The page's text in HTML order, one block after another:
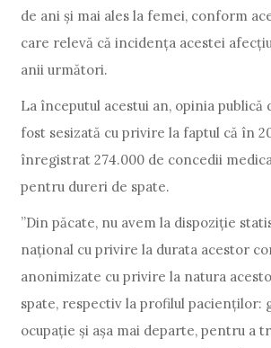
de ani și mai ales la femei, conform
care relevă că incidența acestei
anii următori.
La începutul acestui an, opinia publică
fost sesizată cu privire la faptul că în
înregistrat 274.000 de concedii
pentru dureri de spate.
”Din păcate, nu avem la dispoziție
național cu privire la durata acestor
anonimizate cu privire la natura
spate, respectiv la profilul pacienților:
ocupație și așa mai departe, pentru a